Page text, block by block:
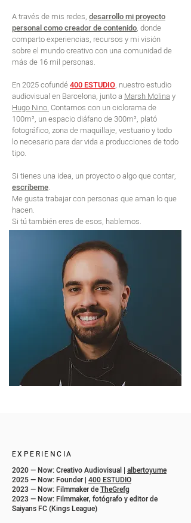
A través de mis redes, desarrollo mi proyecto
personal como creador de contenido, donde
comparto experiencias, recursos y mi visión
sobre el mundo creativo con una comunidad de
más de 16 mil personas.
En 2025 cofundé400 ESTUDIO, nuestro estudio
audiovisual en Barcelona, junto a Marsh Molina y
Hugo Nino. Contamos con un ciclorama de
100m², un espacio diáfano de 300m², plató
fotográfico, zona de maquillaje, vestuario y todo
lo necesario para dar vida a producciones de todo
tipo.
Si tienes una idea, un proyecto o algo que contar,
escríbeme.
Me gusta trabajar con personas que aman lo que
hacen.
Si tú también eres de esos, hablemos.
EXPERIENCIA
2020 — Now: Creativo Audiovisual | albertoyume
2025 — Now: Founder | 400 ESTUDIO
2023 — Now: Filmmaker deTheGrefg
2023 — Now: Filmmaker, fotógrafo y editor de
Saiyans FC (Kings League)